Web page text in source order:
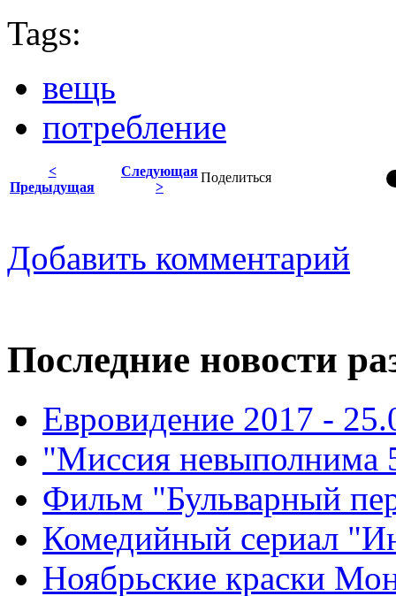
Tags:
вещь
потребление
Поделиться
<
Предыдущая
Следующая
>
Добавить комментарий
Последние новости
Евровидение 2017 -
"Миссия невыполнима
Фильм "Бульварный
Комедийный сериал
Ноябрьские краски